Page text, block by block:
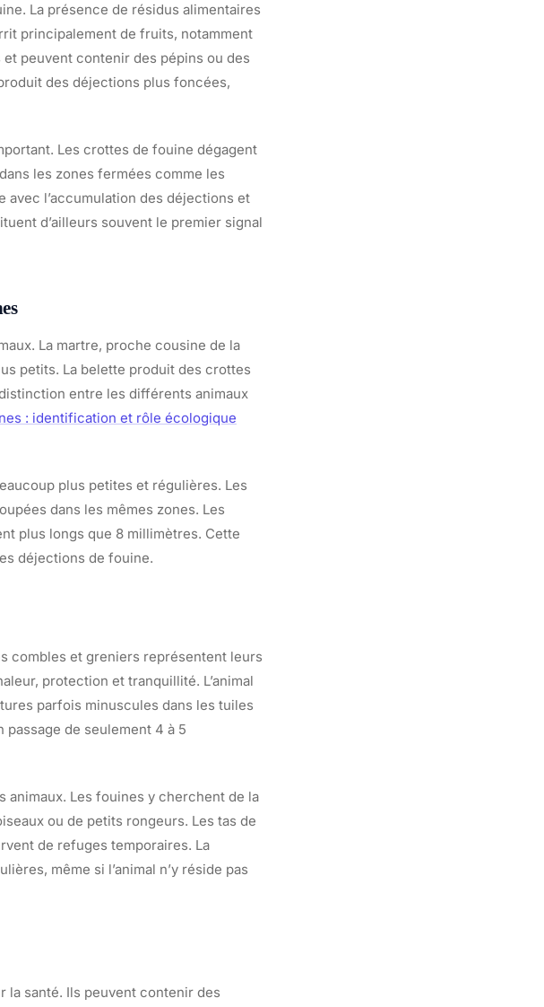
La présence de résidus alimentaires
principalement de fruits, notamment
peuvent contenir des pépins ou des
des déjections plus foncées,
Les crottes de fouine dégagent
les zones fermées comme les
l’accumulation des déjections et
d’ailleurs souvent le premier signal
La martre, proche cousine de la
petits. La belette produit des crottes
entre les différents animaux
: identification et rôle écologique
plus petites et régulières. Les
dans les mêmes zones. Les
plus longs que 8 millimètres. Cette
déjections de fouine.
combles et greniers représentent leurs
protection et tranquillité. L’animal
parfois minuscules dans les tuiles
de seulement 4 à 5
Les fouines y cherchent de la
ou de petits rongeurs. Les tas de
de refuges temporaires. La
même si l’animal n’y réside pas
la santé. Ils peuvent contenir des